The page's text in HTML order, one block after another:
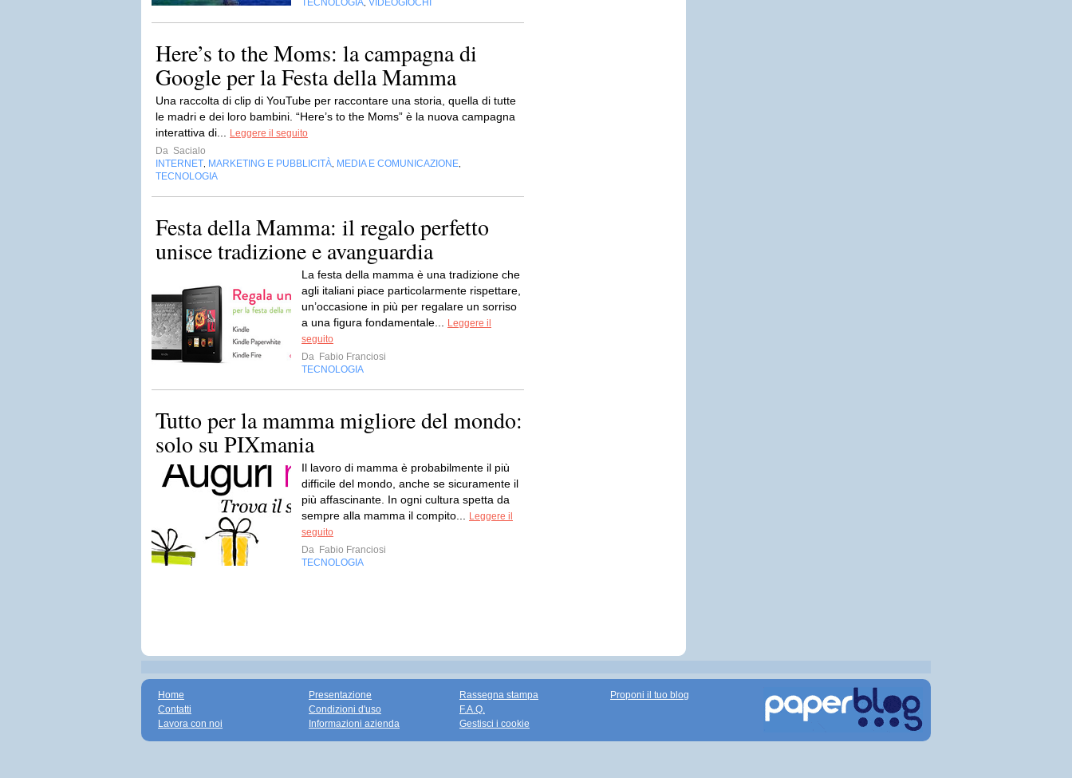
TECNOLOGIA VIDEOGIOCHI
Here’s to the Moms: la campagna di
Google per la Festa della Mamma
Una raccolta di clip di YouTube per raccontare una storia, quella di tutte
le madri e dei loro bambini. “Here’s to the Moms” è la nuova campagna
interattiva di...
Leggere il seguito
Da Sacialo
INTERNET MARKETING E PUBBLICITÀ MEDIA E COMUNICAZIONE
TECNOLOGIA
Festa della Mamma: il regalo perfetto
unisce tradizione e avanguardia
La festa della mamma è una tradizione che
agli italiani piace particolarmente rispettare,
un’occasione in più per regalare un sorriso
a una figura fondamentale...
Leggere il
seguito
Da Fabio Franciosi
TECNOLOGIA
Tutto per la mamma migliore del mondo:
solo su PIXmania
Il lavoro di mamma è probabilmente il più
difficile del mondo, anche se sicuramente il
più affascinante. In ogni cultura spetta da
sempre alla mamma il compito...
Leggere il
seguito
Da Fabio Franciosi
TECNOLOGIA
Home
Contatti
Lavora con noi
Presentazione
Condizioni d'uso
Informazioni azienda
Rassegna stampa
F.A.Q.
Gestisci i cookie
Proponi il tuo blog